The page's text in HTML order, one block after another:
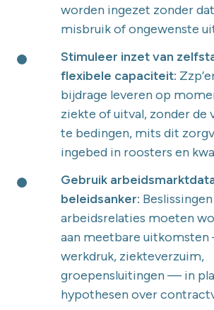
worden ingezet zonder
misbruik of ongewenste
Stimuleer inzet van
flexibele capaciteit:
bijdrage leveren op
ziekte of uitval, zonder de
te bedingen, mits dit
ingebed in roosters en
Gebruik
beleidsanker:
arbeidsrelaties moeten
aan meetbare
werkdruk, ziekteverzuim,
groepensluitingen — in
hypothesen over